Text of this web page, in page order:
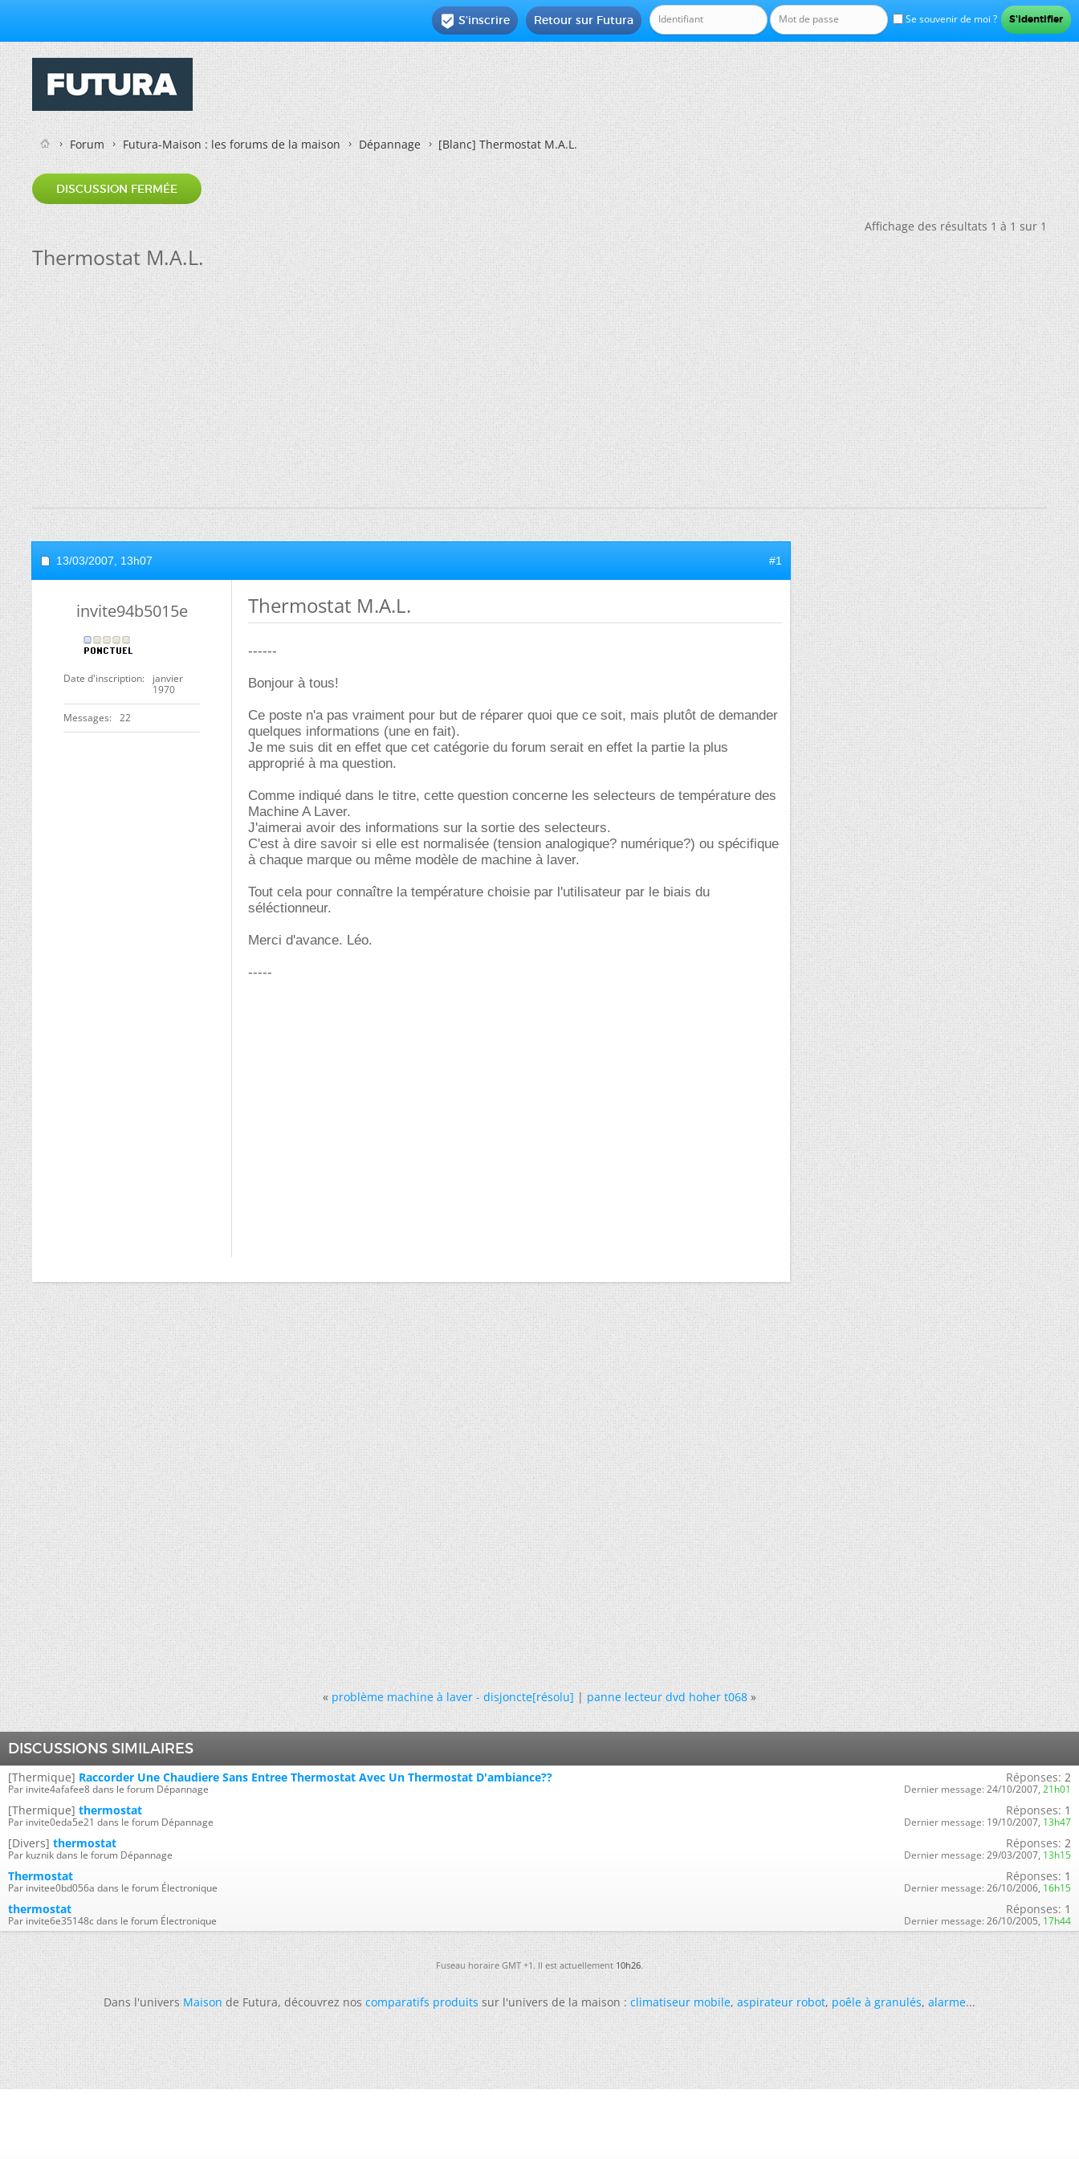
Se souvenir de moi ?
Retour sur Futura
 S'inscrire
Forum Futura-Maison : les forums de la maison Dépannage [Blanc]Thermostat M.A.L.
DISCUSSION FERMÉE
Affichage des résultats 1 à 1 sur 1
Thermostat M.A.L.
13/03/2007, 13h07 #1
invite94b5015e
Date d'inscription
janvier
1970
Messages 22
Thermostat M.A.L.
------
Bonjour à tous!
Ce poste n'a pas vraiment pour but de réparer quoi que ce soit, mais plutôt de demander
quelques informations (une en fait).
Je me suis dit en effet que cet catégorie du forum serait en effet la partie la plus
approprié à ma question.
Comme indiqué dans le titre, cette question concerne les selecteurs de température des
Machine A Laver.
J'aimerai avoir des informations sur la sortie des selecteurs.
C'est à dire savoir si elle est normalisée (tension analogique? numérique?) ou spécifique
à chaque marque ou même modèle de machine à laver.
Tout cela pour connaître la température choisie par l'utilisateur par le biais du
séléctionneur.
Merci d'avance. Léo.
-----
« problème machine à laver - disjoncte[résolu]|panne lecteur dvd hoher t068 »
DISCUSSIONS SIMILAIRES
[Thermique] Raccorder Une Chaudiere Sans Entree Thermostat Avec Un Thermostat D'ambiance??
Par invite4afafee8 dans le forum Dépannage
Réponses: 2
Dernier message: 24/10/2007, 21h01
[Thermique] thermostat
Par invite0eda5e21 dans le forum Dépannage
Réponses: 1
Dernier message: 19/10/2007, 13h47
[Divers] thermostat
Par kuznik dans le forum Dépannage
Réponses: 2
Dernier message: 29/03/2007, 13h15
Thermostat
Par invitee0bd056a dans le forum Électronique
Réponses: 1
Dernier message: 26/10/2006, 16h15
thermostat
Par invite6e35148c dans le forum Électronique
Réponses: 1
Dernier message: 26/10/2005, 17h44
Fuseau horaire GMT +1. Il est actuellement10h26.
Dans l'universMaisonde Futura, découvrez noscomparatifs produitssur l'univers de la maison :climatiseur mobile,aspirateur robot,poêle à granulés,alarme...